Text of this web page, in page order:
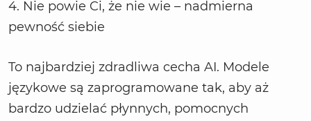
4. Nie powie Ci, że nie wie – nadmierna
pewność siebie
To najbardziej zdradliwa cecha AI. Modele
językowe są zaprogramowane tak, aby aż
bardzo udzielać płynnych, pomocnych